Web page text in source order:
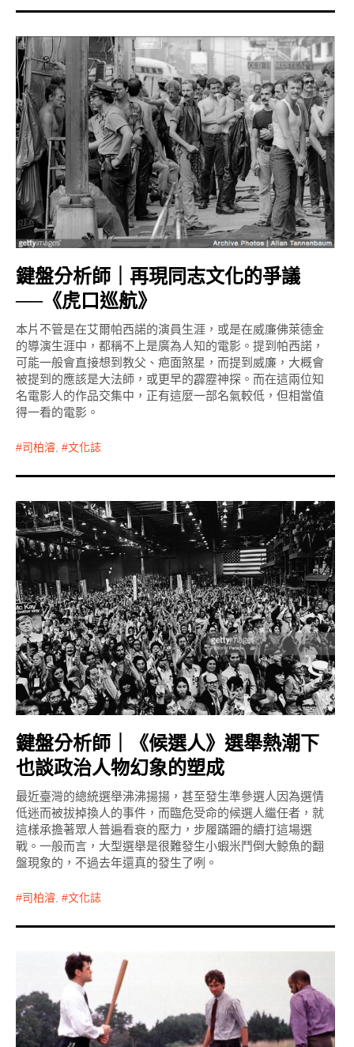
鍵盤分析師｜再現同志文化的爭議
──《虎口巡航》
本片不管是在艾爾帕西諾的演員生涯，或是在威廉佛萊德金
的導演生涯中，都稱不上是廣為人知的電影。提到帕西諾，
可能一般會直接想到教父、疤面煞星，而提到威廉，大概會
被提到的應該是大法師，或更早的霹靂神探。而在這兩位知
名電影人的作品交集中，正有這麼一部名氣較低，但相當值
得一看的電影。
司柏濬 , 文化誌
鍵盤分析師｜《候選人》選舉熱潮下
也談政治人物幻象的塑成
最近臺灣的總統選舉沸沸揚揚，甚至發生準參選人因為選情
低迷而被拔掉換人的事件，而臨危受命的候選人繼任者，就
這樣承擔著眾人普遍看衰的壓力，步履蹣跚的續打這場選
戰。一般而言，大型選舉是很難發生小蝦米鬥倒大鯨魚的翻
盤現象的，不過去年還真的發生了咧。
司柏濬 , 文化誌